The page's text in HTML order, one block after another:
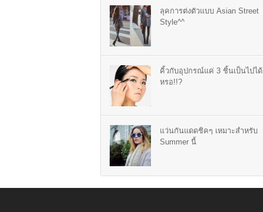
ลุคการต่งตัวแบบ Asian Street
Style^^
คิ้วกับอุปกรณ์แค่ 3 ชิ้นเป็นไปได้
หรอ!!?
แว่นกันแดดชิคๆ เหมาะสำหรับ
Summer นี้